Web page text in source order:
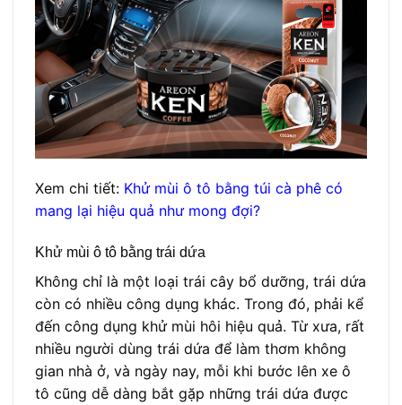
Xem chi tiết: Khử mùi ô tô bằng túi cà phê có
mang lại hiệu quả như mong đợi?
Khử mùi ô tô bằng trái dứa
Không chỉ là một loại trái cây bổ dưỡng, trái dứa
còn có nhiều công dụng khác. Trong đó, phải kể
đến công dụng khử mùi hôi hiệu quả. Từ xưa, rất
nhiều người dùng trái dứa để làm thơm không
gian nhà ở, và ngày nay, mỗi khi bước lên xe ô
tô cũng dễ dàng bắt gặp những trái dứa được